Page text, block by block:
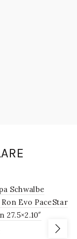
Schwalbe
Evo PaceStar
27.5×2.10″